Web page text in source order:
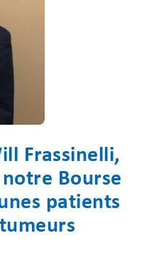
Frassinelli,
Bourse
patients